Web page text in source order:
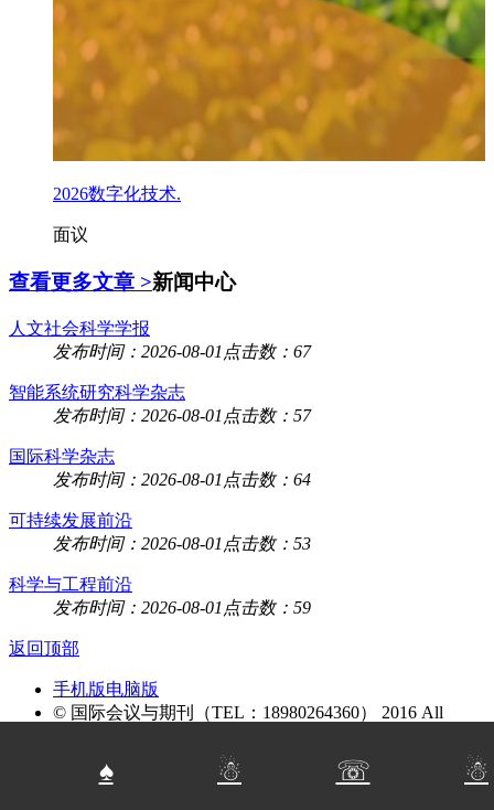
2026数字化技术.
面议
查看更多文章 >新闻中心
人文社会科学学报
发布时间：2026-08-01 点击数：67
智能系统研究科学杂志
发布时间：2026-08-01 点击数：57
国际科学杂志
发布时间：2026-08-01 点击数：64
可持续发展前沿
发布时间：2026-08-01 点击数：53
科学与工程前沿
发布时间：2026-08-01 点击数：59
返回顶部
手机版电脑版
© 国际会议与期刊（TEL：18980264360） 2016 All
蜀ICP备2024093999号-1
♠ ☃ ☏ ☃